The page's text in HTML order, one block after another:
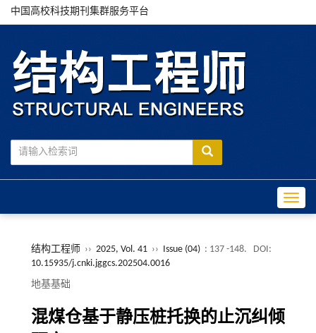
中国高校科技期刊集群服务平台
结构工程师 ›› 2025, Vol. 41 ›› Issue (04) : 137 -148.
DOI:
10.15935/j.cnki.jggcs.202504.0016
地基基础
混煤仓基于静压桩托换的止沉纠倾